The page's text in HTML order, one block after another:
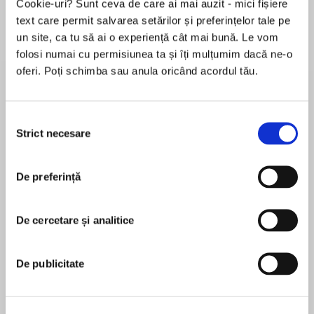
Cookie-uri? Sunt ceva de care ai mai auzit - mici fișiere
text care permit salvarea setărilor și preferințelor tale pe
un site, ca tu să ai o experiență cât mai bună. Le vom
folosi numai cu permisiunea ta și îți mulțumim dacă ne-o
oferi. Poți schimba sau anula oricând acordul tău.
consimțământului
Strict necesare
De preferință
De cercetare și analitice
De publicitate
de...
Dani Francis
la...
Lauren Weisberger Sohn Won-pyung
suspenseful novel about an American woman’s
“Stunning. A masterful meditation on grief and
of our finest writers at the height of her craft.”
—Stephen Elliott, author of The Adderall Diaries
În acest moment nu există recenzii
pentru această carte
Vendela Vida